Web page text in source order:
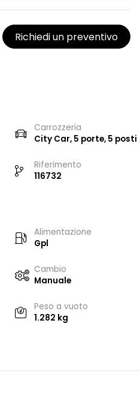
Richiedi un preventivo
Carrozzeria
City Car, 5 porte, 5 posti
Riferimento
116732
Alimentazione
Gpl
Cambio
Manuale
Peso a vuoto
1.282 kg